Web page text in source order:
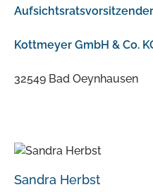
Aufsichtsratsvorsitzender
Kottmeyer GmbH & Co.
32549 Bad Oeynhausen
Sandra Herbst